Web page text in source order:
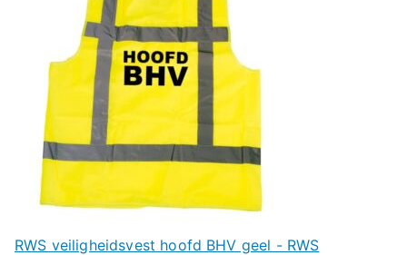
RWS veiligheidsvest hoofd BHV geel - RWS